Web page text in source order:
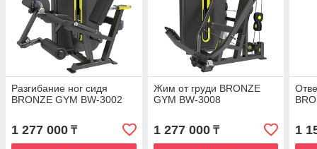
Разгибание ног сидя
BRONZE GYM BW-3002
1 277 000 ₸
Жим от груди BRONZE
GYM BW-3008
1 277 000₸ 1